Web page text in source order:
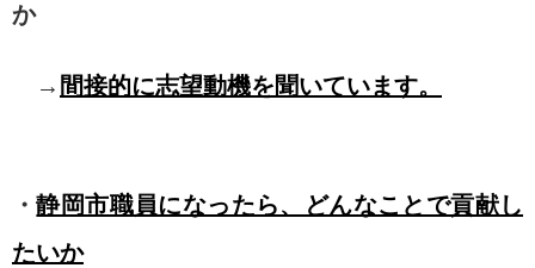
か
→ 間接的に志望動機を聞いています。
・静岡市職員になったら、どんなことで貢献し
たいか